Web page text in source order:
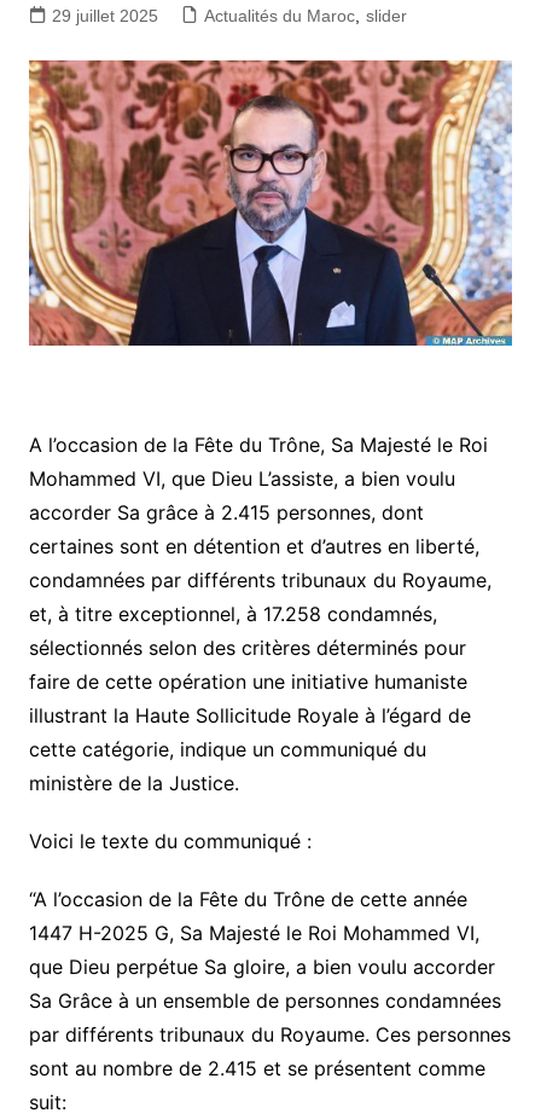
29 juillet 2025 Actualités du Maroc, slider
A l’occasion de la Fête du Trône, Sa Majesté le Roi
Mohammed VI, que Dieu L’assiste, a bien voulu
accorder Sa grâce à 2.415 personnes, dont
certaines sont en détention et d’autres en liberté,
condamnées par différents tribunaux du Royaume,
et, à titre exceptionnel, à 17.258 condamnés,
sélectionnés selon des critères déterminés pour
faire de cette opération une initiative humaniste
illustrant la Haute Sollicitude Royale à l’égard de
cette catégorie, indique un communiqué du
ministère de la Justice.
Voici le texte du communiqué :
“A l’occasion de la Fête du Trône de cette année
1447 H-2025 G, Sa Majesté le Roi Mohammed VI,
que Dieu perpétue Sa gloire, a bien voulu accorder
Sa Grâce à un ensemble de personnes condamnées
par différents tribunaux du Royaume. Ces personnes
sont au nombre de 2.415 et se présentent comme
suit: